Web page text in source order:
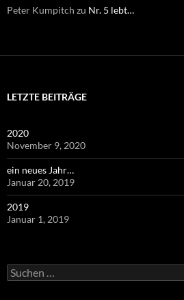
Peter Kumpitch zu Nr. 5 lebt…
LETZTE BEITRÄGE
2020
November 9, 2020
ein neues Jahr…
Januar 20, 2019
2019
Januar 1, 2019
Suchen
nach: